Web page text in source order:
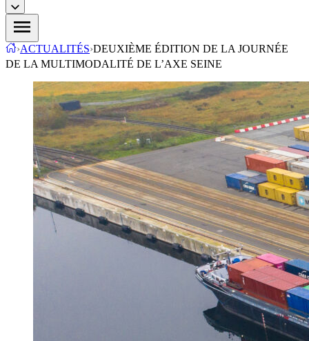
›ACTUALITÉS›DEUXIÈME ÉDITION DE LA JOURNÉE
DE LA MULTIMODALITÉ DE L’AXE SEINE